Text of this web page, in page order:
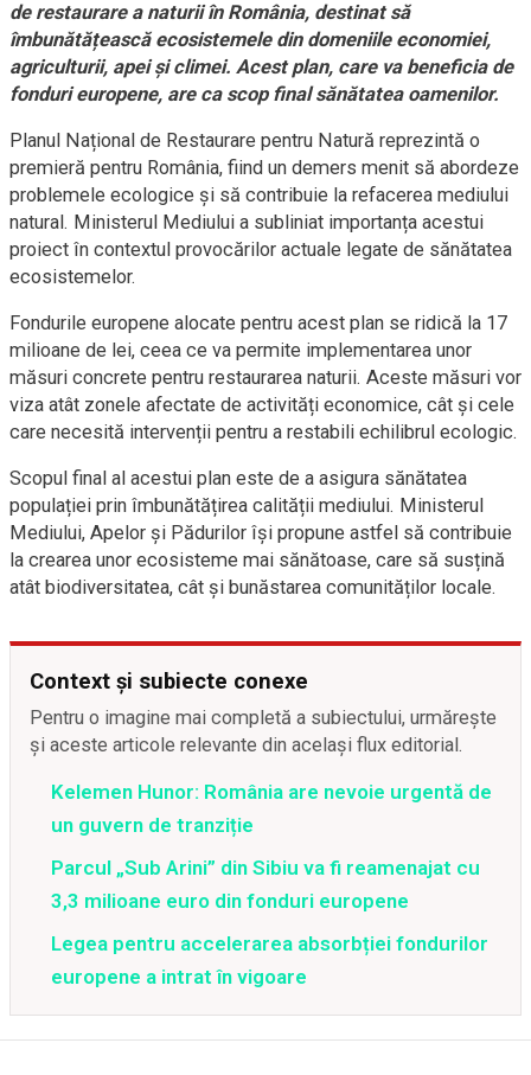
de restaurare a naturii în România, destinat să
îmbunătățească ecosistemele din domeniile economiei,
agriculturii, apei și climei. Acest plan, care va beneficia de
fonduri europene, are ca scop final sănătatea oamenilor.
Planul Național de Restaurare pentru Natură reprezintă o
premieră pentru România, fiind un demers menit să abordeze
problemele ecologice și să contribuie la refacerea mediului
natural. Ministerul Mediului a subliniat importanța acestui
proiect în contextul provocărilor actuale legate de sănătatea
ecosistemelor.
Fondurile europene alocate pentru acest plan se ridică la 17
milioane de lei, ceea ce va permite implementarea unor
măsuri concrete pentru restaurarea naturii. Aceste măsuri vor
viza atât zonele afectate de activități economice, cât și cele
care necesită intervenții pentru a restabili echilibrul ecologic.
Scopul final al acestui plan este de a asigura sănătatea
populației prin îmbunătățirea calității mediului. Ministerul
Mediului, Apelor şi Pădurilor își propune astfel să contribuie
la crearea unor ecosisteme mai sănătoase, care să susțină
atât biodiversitatea, cât și bunăstarea comunităților locale.
Context și subiecte conexe
Pentru o imagine mai completă a subiectului, urmărește
și aceste articole relevante din același flux editorial.
Kelemen Hunor: România are nevoie urgentă de
un guvern de tranziție
Parcul „Sub Arini” din Sibiu va fi reamenajat cu
3,3 milioane euro din fonduri europene
Legea pentru accelerarea absorbției fondurilor
europene a intrat în vigoare